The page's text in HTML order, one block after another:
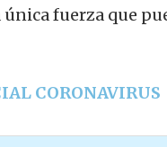
fuerza que
CORONAVIRUS